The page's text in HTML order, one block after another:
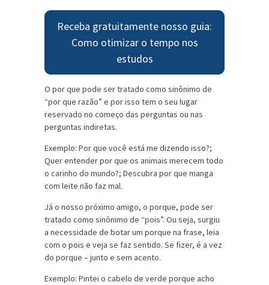
Receba gratuitamente nosso guia:
Como otimizar o tempo nos
estudos
O por que pode ser tratado como sinônimo de
“por que razão” e por isso tem o seu lugar
reservado no começo das perguntas ou nas
perguntas indiretas.
Exemplo: Por que você está me dizendo isso?;
Quer entender por que os animais merecem todo
o carinho do mundo?; Descubra por que manga
com leite não faz mal.
Já o nosso próximo amigo, o porque, pode ser
tratado como sinônimo de “pois”. Ou seja, surgiu
a necessidade de botar um porque na frase, leia
com o pois e veja se faz sentido. Se fizer, é a vez
do porque – junto e sem acento.
Exemplo: Pintei o cabelo de verde porque acho